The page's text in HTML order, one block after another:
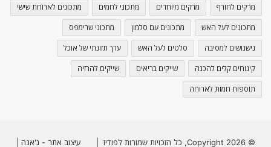
מרקים לחורף מרקים מיוחדים מתכוני לחמים מתכונים לארוחת שישי
מתכונים לעל האש מתכונים עם סלמון מתכוני שרימפס
נישנושים למסיבה סלטים לעל האש ערך תזונתי של אוכל
קינוחים קלים להכנה שייקים בריאים שייקים להרזיה
תוספות חמות לארוחה
© Copyright 2026, כל הזכויות שמורות לפודיז | עיצוב אתר - ג'אנה